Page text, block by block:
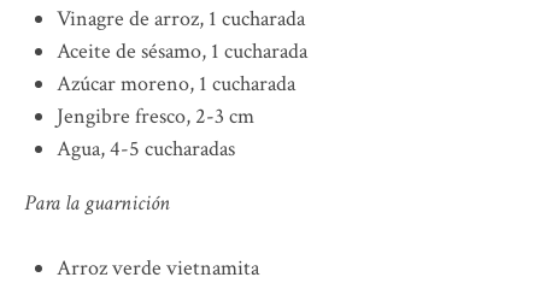
Vinagre de arroz, 1 cucharada
Aceite de sésamo, 1 cucharada
Azúcar moreno, 1 cucharada
Jengibre fresco, 2-3 cm
Agua, 4-5 cucharadas
Para la guarnición
Arroz verde vietnamita